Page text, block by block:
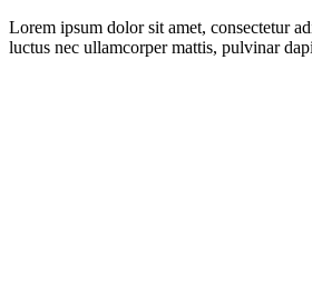
Lorem ipsum dolor sit amet, consectetur
luctus nec ullamcorper mattis, pulvinar